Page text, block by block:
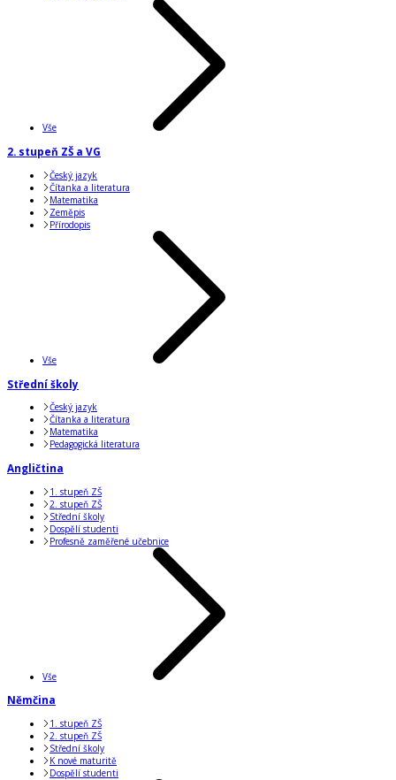
Vše
2. stupeň ZŠ a VG
Český jazyk
Čítanka a literatura
Matematika
Zeměpis
Přírodopis
Vše
Střední školy
Český jazyk
Čítanka a literatura
Matematika
Pedagogická literatura
Angličtina
1. stupeň ZŠ
2. stupeň ZŠ
Střední školy
Dospělí studenti
Profesně zaměřené učebnice
Vše
Němčina
1. stupeň ZŠ
2. stupeň ZŠ
Střední školy
K nové maturitě
Dospělí studenti